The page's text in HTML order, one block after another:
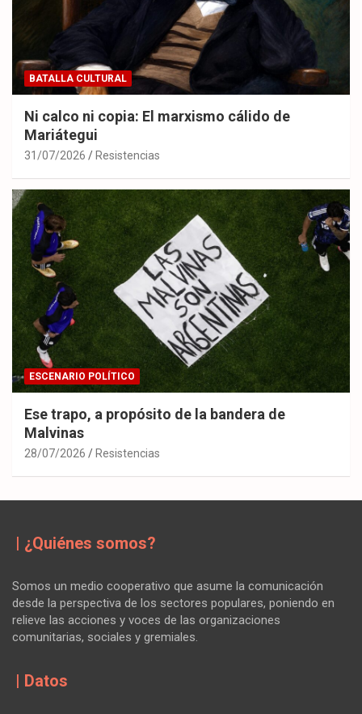
BATALLA CULTURAL
Ni calco ni copia: El marxismo cálido de
Mariátegui
31/07/2026 Resistencias
ESCENARIO POLÍTICO
Ese trapo, a propósito de la bandera de
Malvinas
28/07/2026 Resistencias
| ¿Quiénes somos?
Somos un medio cooperativo que asume la comunicación
desde la perspectiva de los sectores populares, poniendo en
relieve las acciones y voces de las organizaciones
comunitarias, sociales y gremiales.
| Datos